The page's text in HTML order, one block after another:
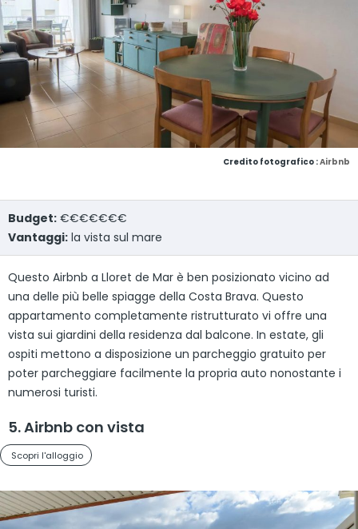
Credito fotografico :Airbnb
Budget: €€€€€€€
Vantaggi: la vista sul mare
Questo Airbnb a Lloret de Mar è ben posizionato vicino ad
una delle più belle spiagge della Costa Brava. Questo
appartamento completamente ristrutturato vi offre una
vista sui giardini della residenza dal balcone. In estate, gli
ospiti mettono a disposizione un parcheggio gratuito per
poter parcheggiare facilmente la propria auto nonostante i
numerosi turisti.
5. Airbnb con vista
Scopri l'alloggio